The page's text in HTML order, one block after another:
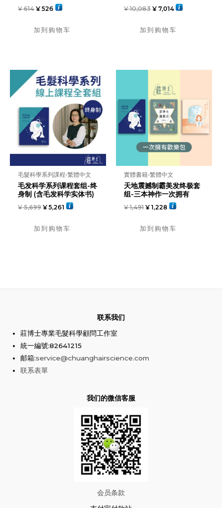
¥614 ¥ 526
加到购物车
¥10,083 ¥ 7,014
加到购物车
毛髮科學系列課程-繁體中文
毛发科学系列课程套组-终
身制 (含毛发科学实体书)
¥5,699 ¥ 5,261
加到购物车
實體書籍-繁體中文
天地震撼制霸美发终极套
组-三本神作一次拥有
¥1,491 ¥ 1,228
加到购物车
联系我们
莊博士專業毛髮科學顧問工作室
統一編號:82641215
邮箱:service@chuanghairscience.com
联系表單
我们的微信客服
会员条款